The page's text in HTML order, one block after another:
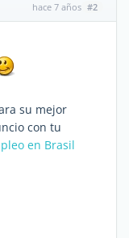
hace 7 años #2
su mejor
con tu
en Brasil